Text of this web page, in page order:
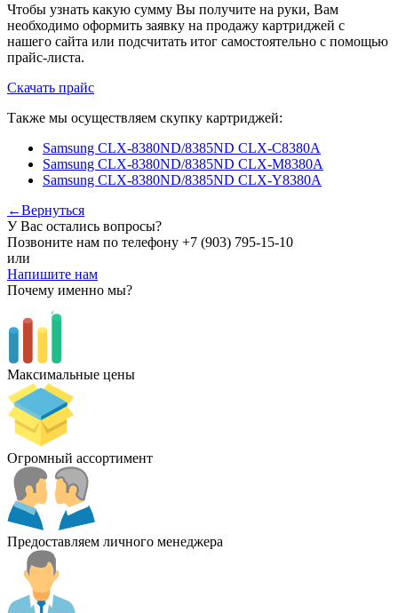
Чтобы узнать какую сумму Вы получите на руки, Вам
необходимо оформить заявку на продажу картриджей с
нашего сайта или подсчитать итог самостоятельно с помощью
прайс-листа.
Скачать прайс
Также мы осуществляем скупку картриджей:
Samsung CLX-8380ND/8385ND CLX-C8380A
Samsung CLX-8380ND/8385ND CLX-M8380A
Samsung CLX-8380ND/8385ND CLX-Y8380A
←Вернуться
У Вас остались вопросы?
Позвоните нам по телефону +7 (903) 795-15-10
или
Напишите нам
Почему именно мы?
Максимальные цены
Огромный ассортимент
Предоставляем личного менеджера